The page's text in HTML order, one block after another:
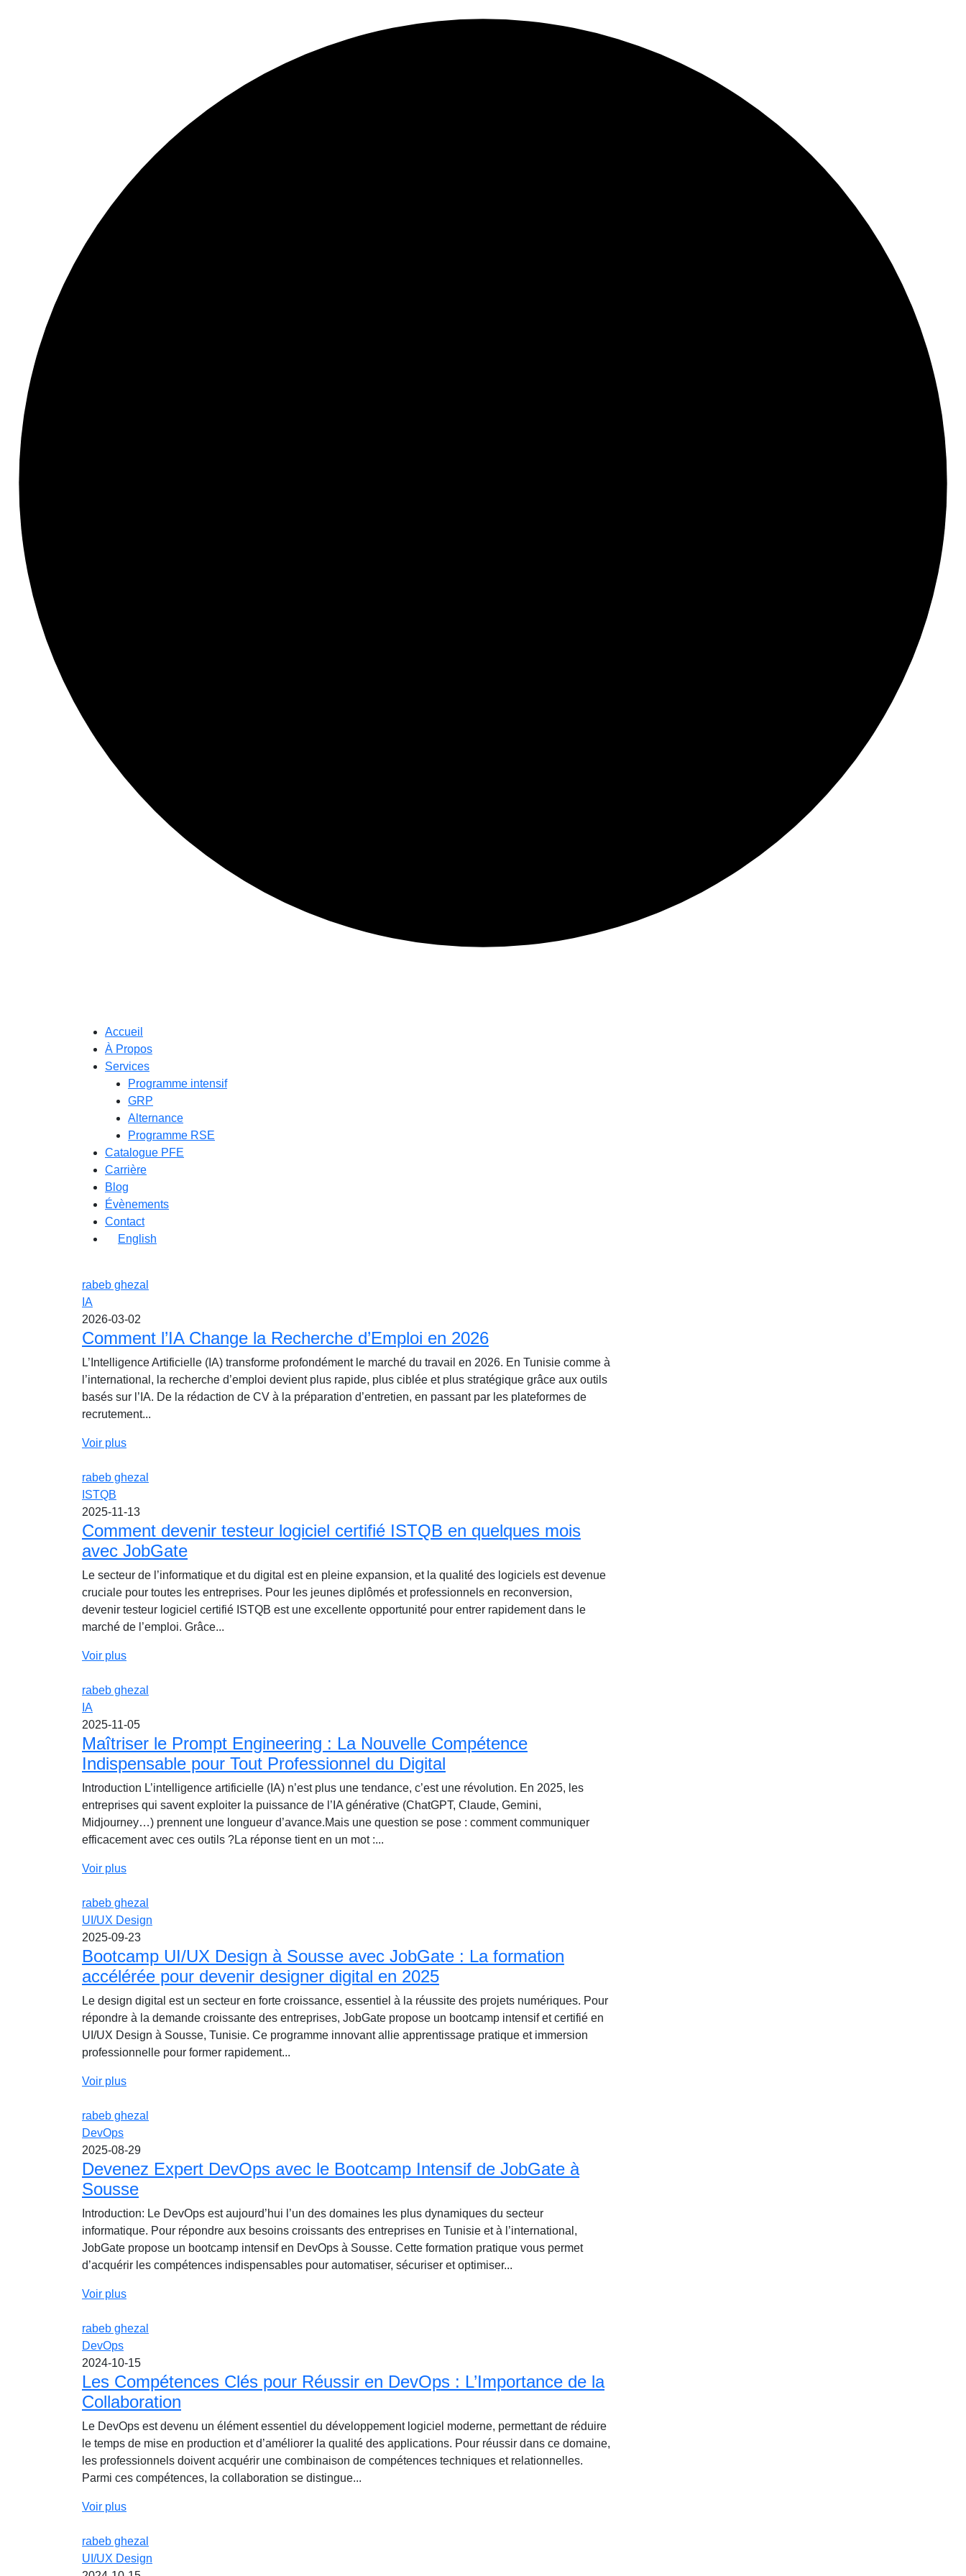
Accueil
À Propos
Services
Programme intensif
GRP
Alternance
Programme RSE
Catalogue PFE
Carrière
Blog
Évènements
Contact
English
rabeb ghezal
IA
2026-03-02
Comment l’IA Change la Recherche d’Emploi en 2026
L’Intelligence Artificielle (IA) transforme profondément le marché du travail en 2026. En Tunisie comme à
l’international, la recherche d’emploi devient plus rapide, plus ciblée et plus stratégique grâce aux outils
basés sur l’IA. De la rédaction de CV à la préparation d’entretien, en passant par les plateformes de
recrutement...
Voir plus
rabeb ghezal
ISTQB
2025-11-13
Comment devenir testeur logiciel certifié ISTQB en quelques mois
avec JobGate
Le secteur de l’informatique et du digital est en pleine expansion, et la qualité des logiciels est devenue
cruciale pour toutes les entreprises. Pour les jeunes diplômés et professionnels en reconversion,
devenir testeur logiciel certifié ISTQB est une excellente opportunité pour entrer rapidement dans le
marché de l’emploi. Grâce...
Voir plus
rabeb ghezal
IA
2025-11-05
Maîtriser le Prompt Engineering : La Nouvelle Compétence
Indispensable pour Tout Professionnel du Digital
Introduction L’intelligence artificielle (IA) n’est plus une tendance, c’est une révolution. En 2025, les
entreprises qui savent exploiter la puissance de l’IA générative (ChatGPT, Claude, Gemini,
Midjourney…) prennent une longueur d’avance.Mais une question se pose : comment communiquer
efficacement avec ces outils ?La réponse tient en un mot :...
Voir plus
rabeb ghezal
UI/UX Design
2025-09-23
Bootcamp UI/UX Design à Sousse avec JobGate : La formation
accélérée pour devenir designer digital en 2025
Le design digital est un secteur en forte croissance, essentiel à la réussite des projets numériques. Pour
répondre à la demande croissante des entreprises, JobGate propose un bootcamp intensif et certifié en
UI/UX Design à Sousse, Tunisie. Ce programme innovant allie apprentissage pratique et immersion
professionnelle pour former rapidement...
Voir plus
rabeb ghezal
DevOps
2025-08-29
Devenez Expert DevOps avec le Bootcamp Intensif de JobGate à
Sousse
Introduction: Le DevOps est aujourd’hui l’un des domaines les plus dynamiques du secteur
informatique. Pour répondre aux besoins croissants des entreprises en Tunisie et à l’international,
JobGate propose un bootcamp intensif en DevOps à Sousse. Cette formation pratique vous permet
d’acquérir les compétences indispensables pour automatiser, sécuriser et optimiser...
Voir plus
rabeb ghezal
DevOps
2024-10-15
Les Compétences Clés pour Réussir en DevOps : L’Importance de la
Collaboration
Le DevOps est devenu un élément essentiel du développement logiciel moderne, permettant de réduire
le temps de mise en production et d’améliorer la qualité des applications. Pour réussir dans ce domaine,
les professionnels doivent acquérir une combinaison de compétences techniques et relationnelles.
Parmi ces compétences, la collaboration se distingue...
Voir plus
rabeb ghezal
UI/UX Design